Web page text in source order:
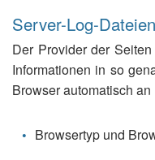
Server-Log-Dateien
Der Provider der
Informationen in so
Browser automatisch
Browsertyp und